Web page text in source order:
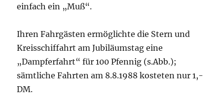
einfach ein „Muß“.
Ihren Fahrgästen ermöglichte die Stern und
Kreisschiffahrt am Jubiläumstag eine
„Dampferfahrt“ für 100 Pfennig (s.Abb.);
sämtliche Fahrten am 8.8.1988 kosteten nur 1,-
DM.